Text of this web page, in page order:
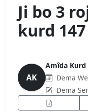
Ji bo 3
kurd
AK
Amîda Kurd
Dema
Dema